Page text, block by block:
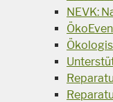
NEVK: